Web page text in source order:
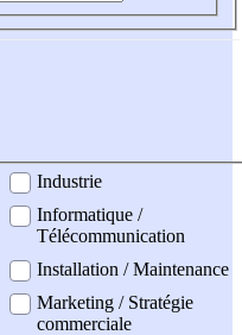
Industrie
Informatique /
Télécommunication
Installation / Maintenance
Marketing / Stratégie
commerciale